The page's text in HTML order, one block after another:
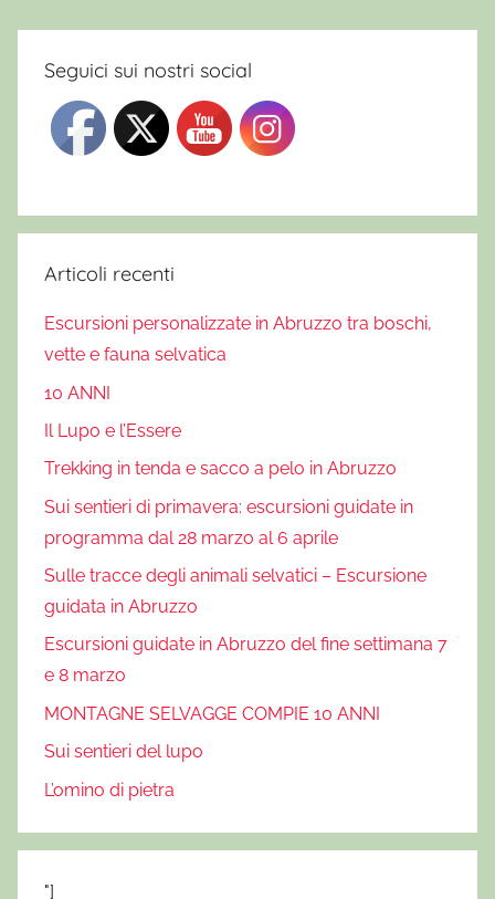
Seguici sui nostri social
Articoli recenti
Escursioni personalizzate in Abruzzo tra boschi,
vette e fauna selvatica
10 ANNI
Il Lupo e l’Essere
Trekking in tenda e sacco a pelo in Abruzzo
Sui sentieri di primavera: escursioni guidate in
programma dal 28 marzo al 6 aprile
Sulle tracce degli animali selvatici – Escursione
guidata in Abruzzo
Escursioni guidate in Abruzzo del fine settimana 7
e 8 marzo
MONTAGNE SELVAGGE COMPIE 10 ANNI
Sui sentieri del lupo
L’omino di pietra
"]